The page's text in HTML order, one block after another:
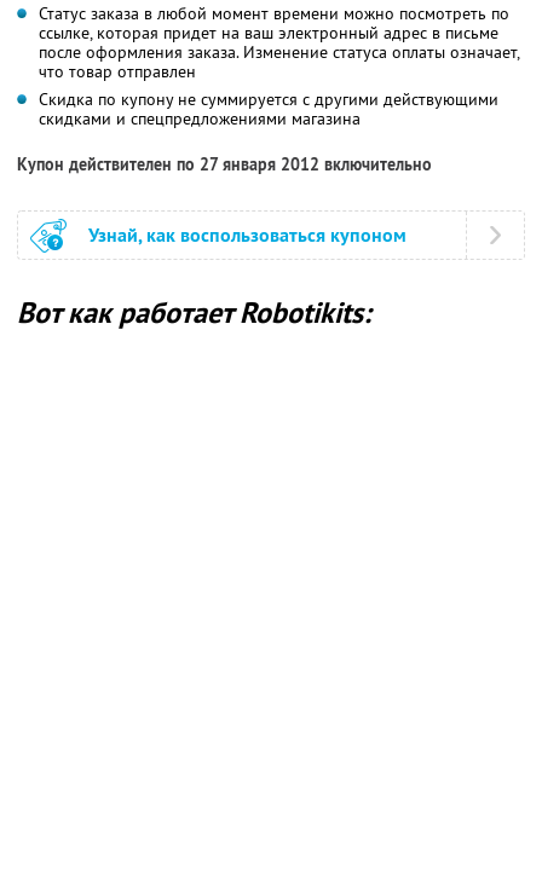
Статус заказа в любой момент времени можно посмотреть по
ссылке, которая придет на ваш электронный адрес в письме
после оформления заказа. Изменение статуса оплаты означает,
что товар отправлен
Скидка по купону не суммируется с другими действующими
скидками и спецпредложениями магазина
Купон действителен по 27 января 2012 включительно
Узнай, как воспользоваться купоном
Вот как работает Robotikits: